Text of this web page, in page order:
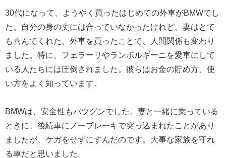
30代になって、ようやく買ったはじめての外車がBMWでし
た。自分の身の丈には合っていなかったけれど、妻はとて
も喜んでくれた。外車を買ったことで、人間関係も変わり
ました。特に、フェラーリやランボルギーニを愛車にして
いる人たちには圧倒されました。彼らはお金の貯め方、使
い方をよく知っています。
BMWは、安全性もバツグンでした。妻と一緒に乗っている
ときに、後続車にノーブレーキで突っ込まれたことがあり
ましたが、ケガをせずにすんだのです。大事な家族を守れ
る車だと思いました。